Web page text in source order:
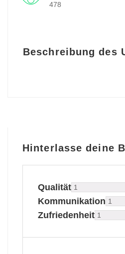
478
Beschreibung des
Hinterlasse deine
Qualität
Kommunikation
Zufriedenheit